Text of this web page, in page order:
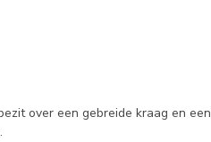
over een gebreide kraag en een